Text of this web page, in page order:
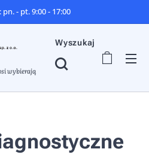
pn. - pt. 9:00 - 17:00
wybierają
Wyszukaj